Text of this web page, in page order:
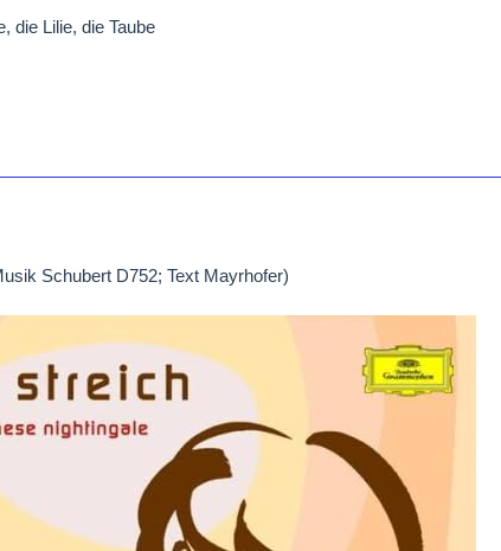
die Lilie, die Taube
Schubert D752; Text Mayrhofer)